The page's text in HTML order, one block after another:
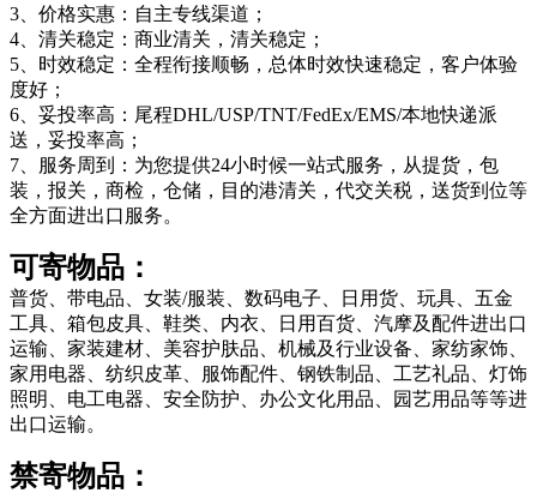
3、价格实惠：自主专线渠道；
4、清关稳定：商业清关，清关稳定；
5、时效稳定：全程衔接顺畅，总体时效快速稳定，客户体验
度好；
6、妥投率高：尾程DHL/USP/TNT/FedEx/EMS/本地快递派
送，妥投率高；
7、服务周到：为您提供24小时候一站式服务，从提货，包
装，报关，商检，仓储，目的港清关，代交关税，送货到位等
全方面进出口服务。
可寄物品：
普货、带电品、女装/服装、数码电子、日用货、玩具、五金
工具、箱包皮具、鞋类、内衣、日用百货、汽摩及配件进出口
运输、家装建材、美容护肤品、机械及行业设备、家纺家饰、
家用电器、纺织皮革、服饰配件、钢铁制品、工艺礼品、灯饰
照明、电工电器、安全防护、办公文化用品、园艺用品等等进
出口运输。
禁寄物品：